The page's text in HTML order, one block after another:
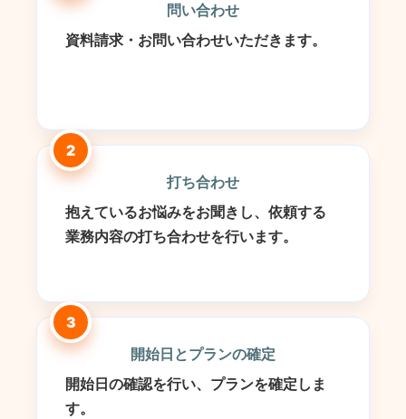
問い合わせ
資料請求・お問い合わせいただきます。
2
打ち合わせ
抱えているお悩みをお聞きし、依頼する
業務内容の打ち合わせを行います。
3
開始日とプランの確定
開始日の確認を行い、プランを確定しま
す。